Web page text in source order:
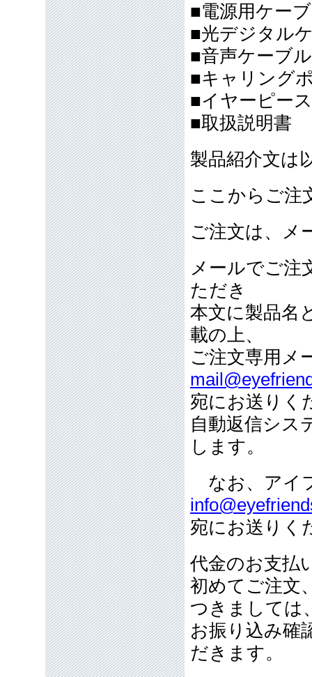
■電源用ケー
■光デジタル
■音声ケーブル
■キャリング
■イヤーピー
■取扱説明書
製品紹介文は
ここからご注
ご注文は、メ
メールでご注
ただき
本文に製品名
載の上、
ご注文専用
宛にお送りく
自動返信シス
します。
なお、アイ
宛にお送りく
代金のお支払
初めてご注文
つきましては
お振り込み確
だきます。